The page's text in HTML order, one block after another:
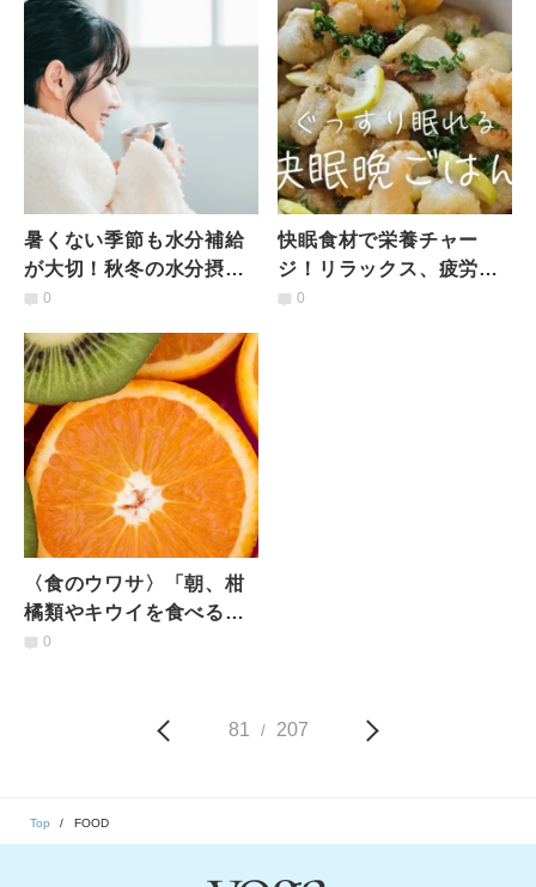
暑くない季節も水分補給
が大切！秋冬の水分摂取
の必要性と健康リスクを
0
快眠食材で栄養チャー
ジ！リラックス、疲労回
復効果も！ぐっすり眠れ
0
〈食のウワサ〉「朝、柑
橘類やキウイを食べると
シミができやすくなる」
0
81 / 207
Top FOOD